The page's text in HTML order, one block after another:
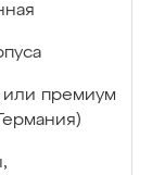
или премиум